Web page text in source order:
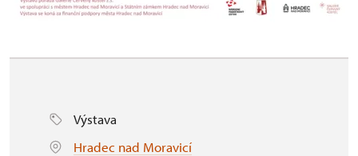
Výstava
Hradec nad Moravicí